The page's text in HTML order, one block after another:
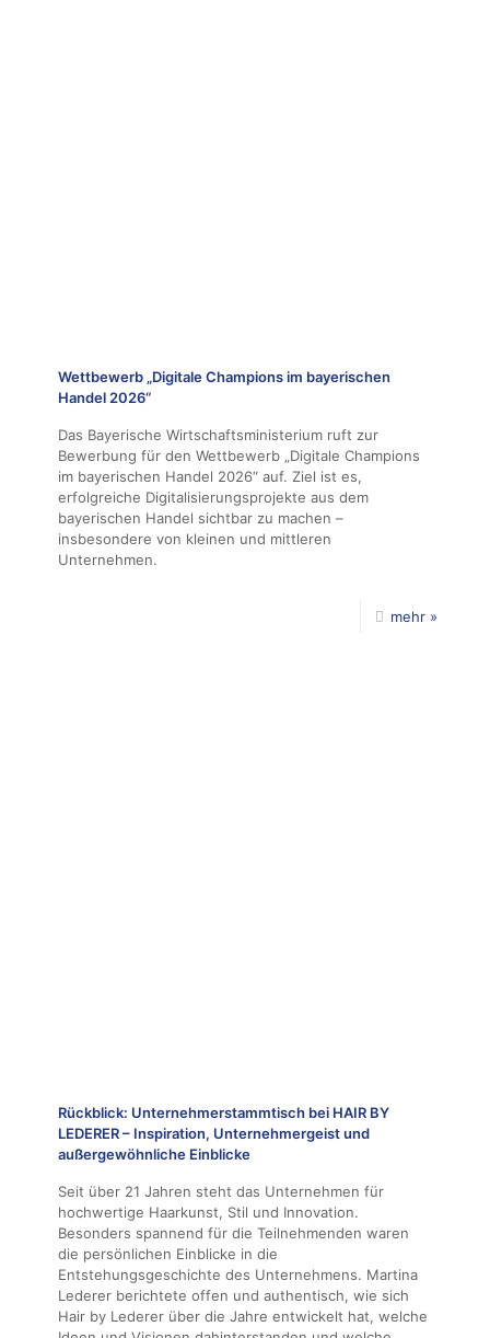
Wettbewerb „Digitale Champions im bayerischen
Handel 2026“
Das Bayerische Wirtschaftsministerium ruft zur
Bewerbung für den Wettbewerb „Digitale Champions
im bayerischen Handel 2026“ auf. Ziel ist es,
erfolgreiche Digitalisierungsprojekte aus dem
bayerischen Handel sichtbar zu machen –
insbesondere von kleinen und mittleren
Unternehmen.
mehr »
Rückblick: Unternehmerstammtisch bei HAIR BY
LEDERER – Inspiration, Unternehmergeist und
außergewöhnliche Einblicke
Seit über 21 Jahren steht das Unternehmen für
hochwertige Haarkunst, Stil und Innovation.
Besonders spannend für die Teilnehmenden waren
die persönlichen Einblicke in die
Entstehungsgeschichte des Unternehmens. Martina
Lederer berichtete offen und authentisch, wie sich
Hair by Lederer über die Jahre entwickelt hat, welche